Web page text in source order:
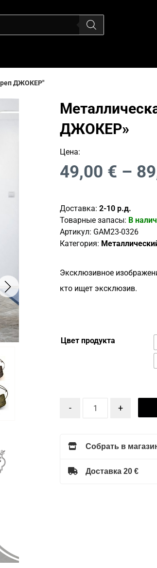
ДЖОКЕР"
ДЖОКЕР»
Цена:
49,00 € –
Доставка:2-10 р.д.
Товарные запасы: В
Артикул: GAM23-0326
Категория:
Эксклюзивное
кто ищет эксклюзив.
Цвет продукта
- +
Собрать в
Доставка 20 €